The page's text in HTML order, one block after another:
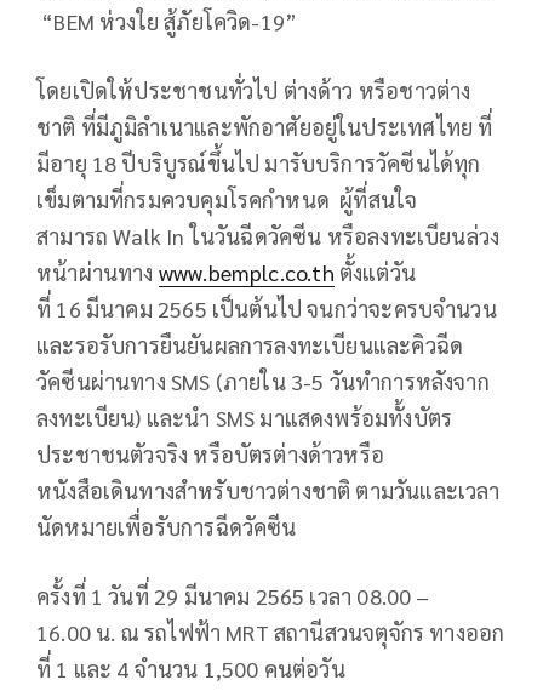
“BEM ห่วงใย สู้ภัยโควิด-19”
โดยเปิดให้ประชาชนทั่วไป ต่างด้าว หรือชาวต่าง
ชาติ ที่มีภูมิลำเนาและพักอาศัยอยู่ในประเทศไทย ที่
มีอายุ 18 ปีบริบูรณ์ขึ้นไป มารับบริการวัคซีนได้ทุก
เข็มตามที่กรมควบคุมโรคกำหนด ผู้ที่สนใจ
สามารถ Walk In ในวันฉีดวัคซีน หรือลงทะเบียนล่วง
หน้าผ่านทาง www.bemplc.co.th ตั้งแต่วัน
ที่ 16 มีนาคม 2565 เป็นต้นไป จนกว่าจะครบจำนวน
และรอรับการยืนยันผลการลงทะเบียนและคิวฉีด
วัคซีนผ่านทาง SMS (ภายใน 3-5 วันทำการหลังจาก
ลงทะเบียน) และนำ SMS มาแสดงพร้อมทั้งบัตร
ประชาชนตัวจริง หรือบัตรต่างด้าวหรือ
หนังสือเดินทางสำหรับชาวต่างชาติ ตามวันและเวลา
นัดหมายเพื่อรับการฉีดวัคซีน
ครั้งที่ 1 วันที่ 29 มีนาคม 2565 เวลา 08.00 –
16.00 น. ณ รถไฟฟ้า MRT สถานีสวนจตุจักร ทางออก
ที่ 1 และ 4 จำนวน 1,500 คนต่อวัน